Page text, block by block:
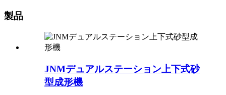
製品
JNMデュアルステーション上下式砂
型成形機